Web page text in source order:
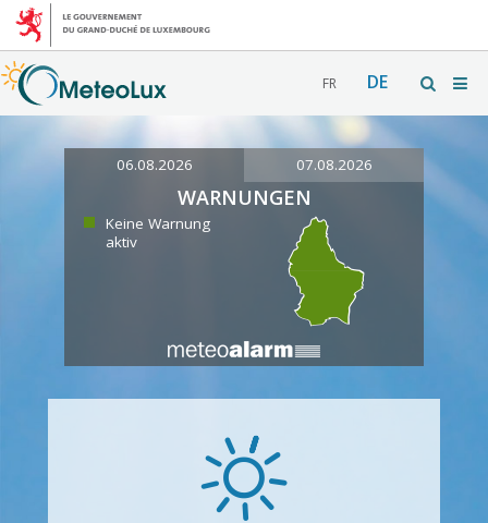
FR DE
06.08.2026 07.08.2026
WARNUNGEN
Keine Warnung
aktiv